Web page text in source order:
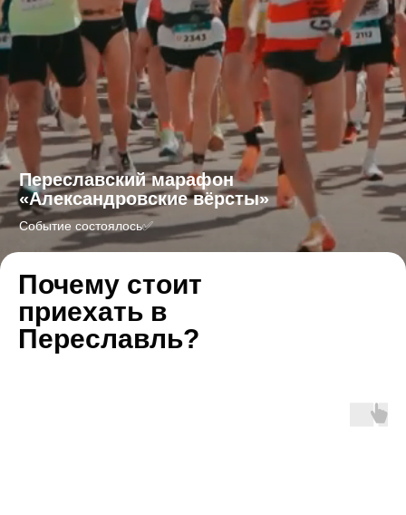
Событие состоялось✅
Переславский марафон
«Александровские вёрсты»
Забег проходит на территории национального парка
Почему стоит
приехать в
Переславль?